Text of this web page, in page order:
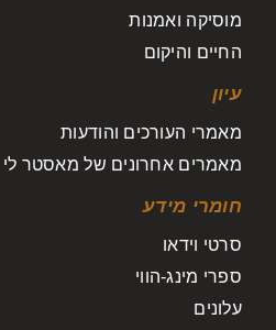
מוסיקה ואמנות
החיים והיקום
עיון
מאמרי העורכים והודעות
מאמרים אחרונים של מאסטר לי
חומרי מידע
סרטי וידאו
ספרי מינג-הווי
עלונים